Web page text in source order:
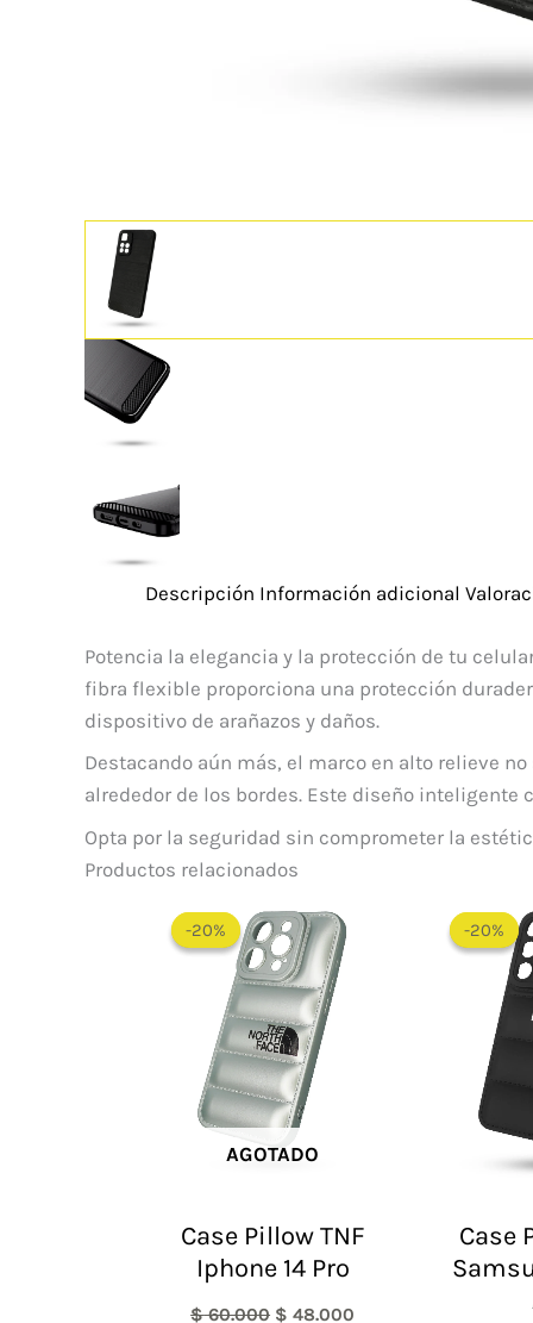
Descripción Información adicional
Potencia la elegancia y la protección de tu
fibra flexible proporciona una protección
dispositivo de arañazos y daños.
Destacando aún más, el marco en alto relieve
alrededor de los bordes. Este diseño
Opta por la seguridad sin comprometer la
Productos relacionados
-20%
AGOTADO
-20%
Case Pillow TNF
Iphone 14 Pro
$60.000
precio
original
era:
$ 60.000.
$ 48.000
-20%
-20%
Case